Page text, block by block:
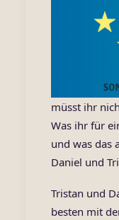
müsst ihr
Was ihr für
und was das
Daniel und
Tristan und
besten mit